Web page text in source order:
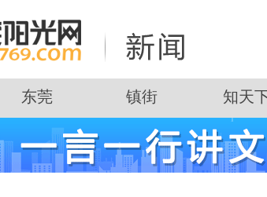
东莞 镇街 知天